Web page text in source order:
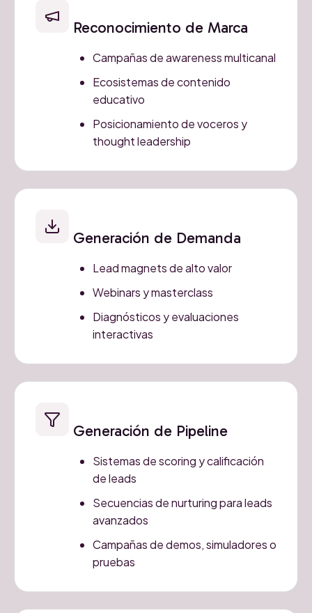
Reconocimiento de Marca
Campañas de awareness multicanal
Ecosistemas de contenido
educativo
Posicionamiento de voceros y
thought leadership
Generación de Demanda
Lead magnets de alto valor
Webinars y masterclass
Diagnósticos y evaluaciones
interactivas
Generación de Pipeline
Sistemas de scoring y calificación
de leads
Secuencias de nurturing para leads
avanzados
Campañas de demos, simuladores o
pruebas